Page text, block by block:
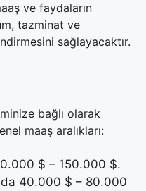
ve faydaların
tazminat ve
sağlayacaktır.
bağlı olarak
maaş aralıkları:
$ – 150.000 $.
40.000 $ – 80.000